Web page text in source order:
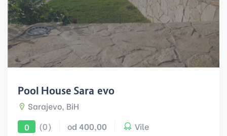
Pool House Sarajevo
Sarajevo, BiH
0
(0) od 400,00 Vile